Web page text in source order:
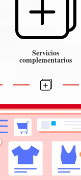
Servicios
complementarios